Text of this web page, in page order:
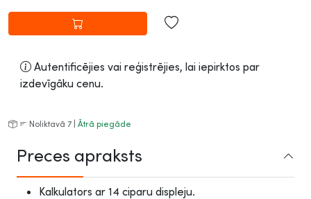
Autentificējies vai reģistrējies, lai iepirktos par
izdevīgāku cenu.
Noliktavā 7 | Ātrā piegāde
Preces apraksts
Kalkulators ar 14 ciparu displeju.